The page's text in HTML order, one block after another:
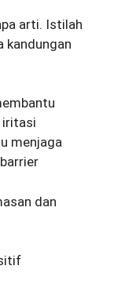
arti. Istilah
kandungan
iritasi
menjaga
dan